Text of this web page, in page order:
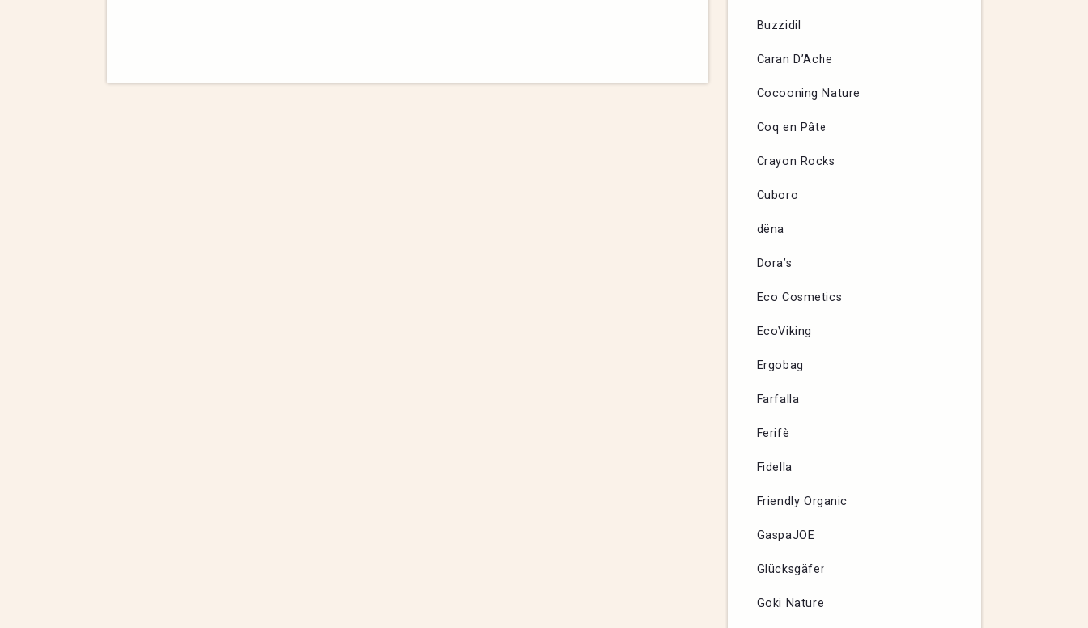
Buzzidil
Caran D’Ache
Cocooning Nature
Coq en Pâte
Crayon Rocks
Cuboro
dëna
Dora’s
Eco Cosmetics
EcoViking
Ergobag
Farfalla
Ferifè
Fidella
Friendly Organic
GaspaJOE
Glücksgäfer
Goki Nature